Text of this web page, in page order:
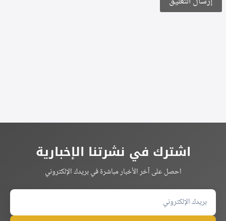
اشترك في نشرتنا الإخبارية
احصل على آخر الأخبار مباشرة في بريدك الإلكتروني